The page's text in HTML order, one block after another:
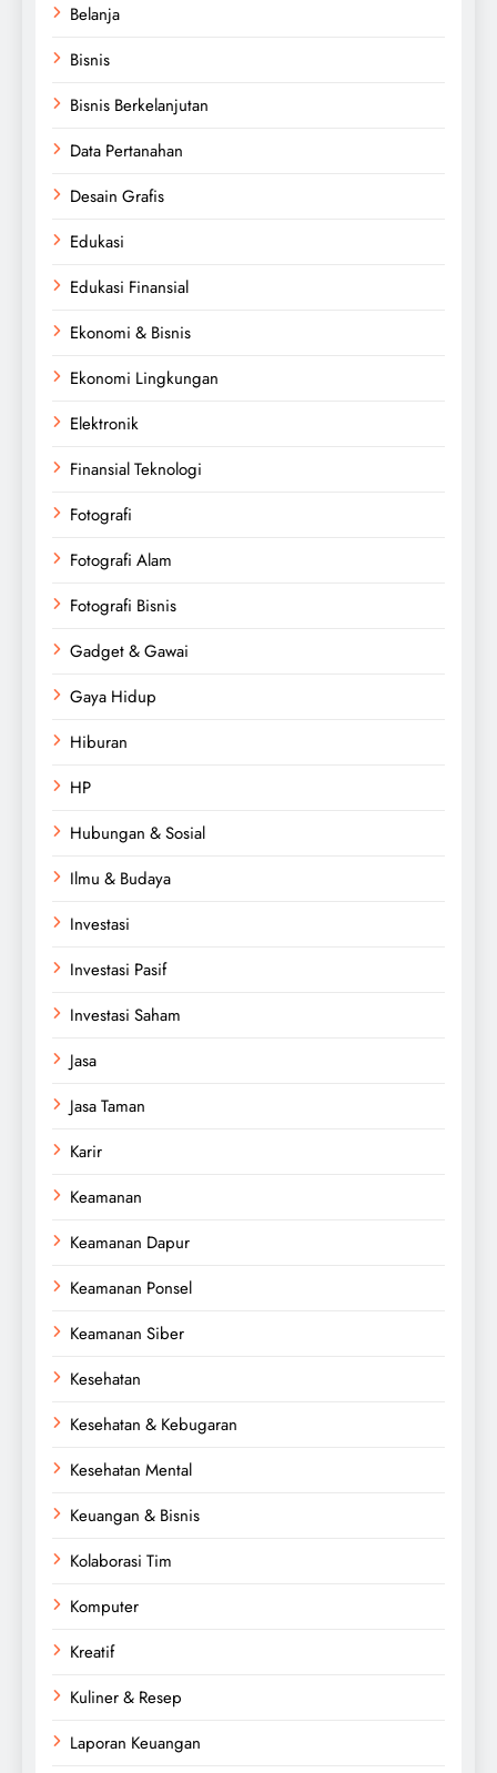
Belanja
Bisnis
Bisnis Berkelanjutan
Data Pertanahan
Desain Grafis
Edukasi
Edukasi Finansial
Ekonomi & Bisnis
Ekonomi Lingkungan
Elektronik
Finansial Teknologi
Fotografi
Fotografi Alam
Fotografi Bisnis
Gadget & Gawai
Gaya Hidup
Hiburan
HP
Hubungan & Sosial
Ilmu & Budaya
Investasi
Investasi Pasif
Investasi Saham
Jasa
Jasa Taman
Karir
Keamanan
Keamanan Dapur
Keamanan Ponsel
Keamanan Siber
Kesehatan
Kesehatan & Kebugaran
Kesehatan Mental
Keuangan & Bisnis
Kolaborasi Tim
Komputer
Kreatif
Kuliner & Resep
Laporan Keuangan